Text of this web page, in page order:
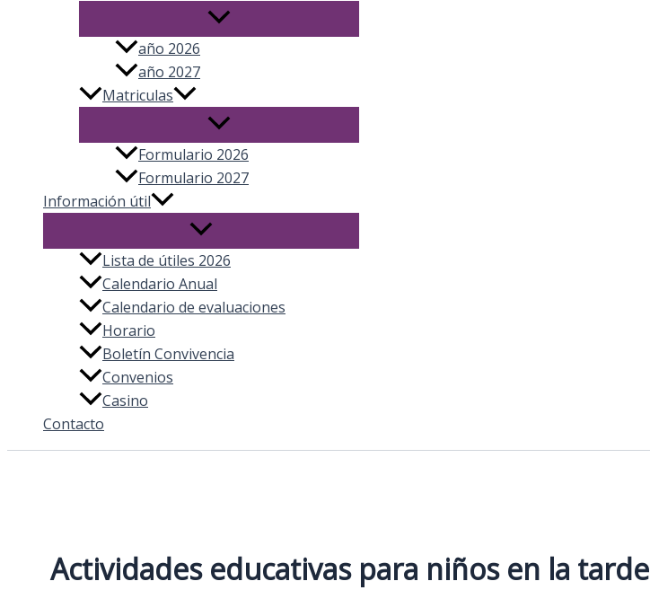
año 2026
año 2027
Matriculas
Formulario 2026
Formulario 2027
Información útil
Lista de útiles 2026
Calendario Anual
Calendario de evaluaciones
Horario
Boletín Convivencia
Convenios
Casino
Contacto
Actividades educativas para niños en la tarde